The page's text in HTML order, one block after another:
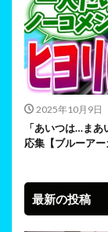
2025年10月9日
「あいつは…ま
応集【ブルーア
最新の投稿